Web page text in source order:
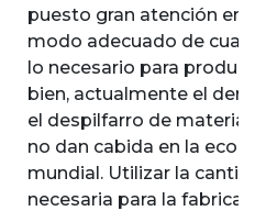
puesto gran atención en
modo adecuado de
lo necesario para
bien, actualmente el
el despilfarro de materia
no dan cabida en la
mundial. Utilizar la
necesaria para la